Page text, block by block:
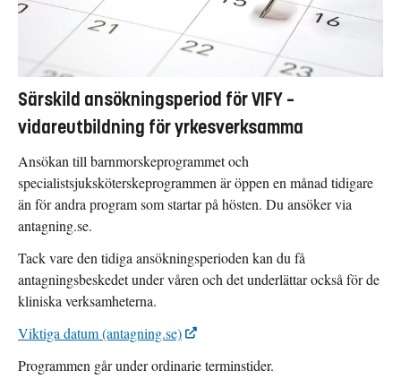
Särskild ansökningsperiod för VIFY –
vidareutbildning för yrkesverksamma
Ansökan till barnmorskeprogrammet och
specialistsjuksköterskeprogrammen är öppen en månad tidigare
än för andra program som startar på hösten. Du ansöker via
antagning.se.
Tack vare den tidiga ansökningsperioden kan du få
antagningsbeskedet under våren och det underlättar också för de
kliniska verksamheterna.
Viktiga datum (antagning.se)
Programmen går under ordinarie terminstider.